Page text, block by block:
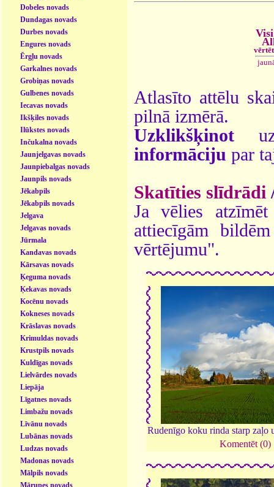
Dobeles novads
Dundagas novads
Durbes novads
Engures novads
Ērgļu novads
Garkalnes novads
Grobiņas novads
Gulbenes novads
Iecavas novads
Ikšķiles novads
Ilūkstes novads
Inčukalna novads
Jaunjelgavas novads
Jaunpiebalgas novads
Jaunpils novads
Jēkabpils
Jēkabpils novads
Jelgava
Jelgavas novads
Jūrmala
Kandavas novads
Kārsavas novads
Ķeguma novads
Ķekavas novads
Kocēnu novads
Kokneses novads
Krāslavas novads
Krimuldas novads
Krustpils novads
Kuldīgas novads
Lielvārdes novads
Liepāja
Līgatnes novads
Limbažu novads
Līvānu novads
Lubānas novads
Ludzas novads
Madonas novads
Mālpils novads
Mārupes novads
Atlasīto attēlu
pilnā izmērā.
Uzklikšķinot
informāciju par
Skatīties slīdrādi
Ja vēlies
attiecīgām
vērtējumu".
Rudenīgo koku rinda starp zaļo
Komentēt (0)